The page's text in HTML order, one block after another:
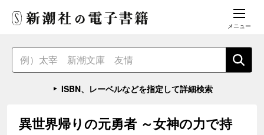
メニュー
ISBN、レーベルなどを指定して詳細検索
異世界帰りの元勇者 ～女神の力で持